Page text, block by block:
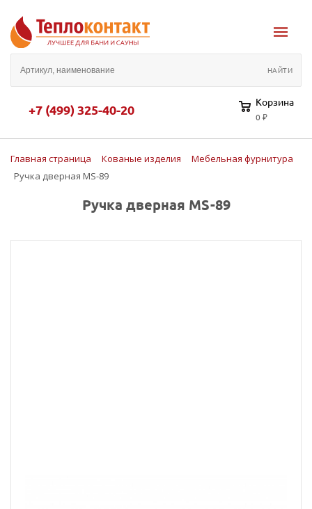
+7 (499) 325-40-20 Корзина
0 ₽
Главная страница Кованые изделия
Мебельная фурнитура
Ручка дверная MS-89
Ручка дверная MS-89